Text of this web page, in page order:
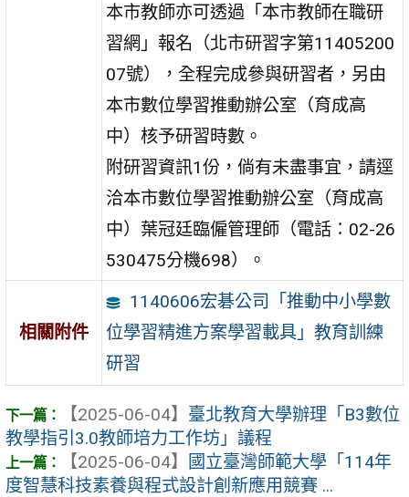
本市教師亦可透過「本市教師在職研
習網」報名（北市研習字第11405200
07號），全程完成參與研習者，另由
本市數位學習推動辦公室（育成高
中）核予研習時數。
附研習資訊1份，倘有未盡事宜，請逕
洽本市數位學習推動辦公室（育成高
中）葉冠廷臨僱管理師（電話：02-26
530475分機698）。
相關附件
1140606宏碁公司「推動中小學數
位學習精進方案學習載具」教育訓練
研習
【2025-06-04】 臺北教育大學辦理「B3數位
教學指引3.0教師培力工作坊」議程
【2025-06-04】
國立臺灣師範大學「114年
度智慧科技素養與程式設計創新應用競賽 ...